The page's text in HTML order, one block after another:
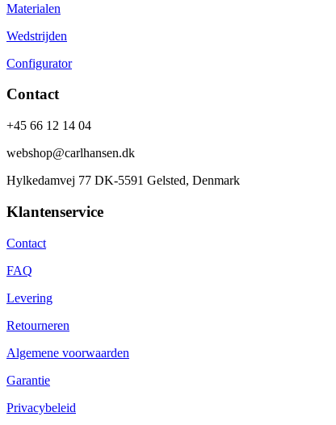
Materialen
Wedstrijden
Configurator
Contact
+45 66 12 14 04
webshop@carlhansen.dk
Hylkedamvej 77 DK-5591 Gelsted, Denmark
Klantenservice
Contact
FAQ
Levering
Retourneren
Algemene voorwaarden
Garantie
Privacybeleid